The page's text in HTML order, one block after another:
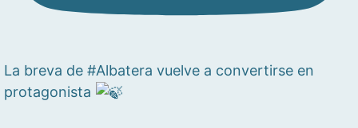
La breva de #Albatera vuelve a convertirse en
protagonista